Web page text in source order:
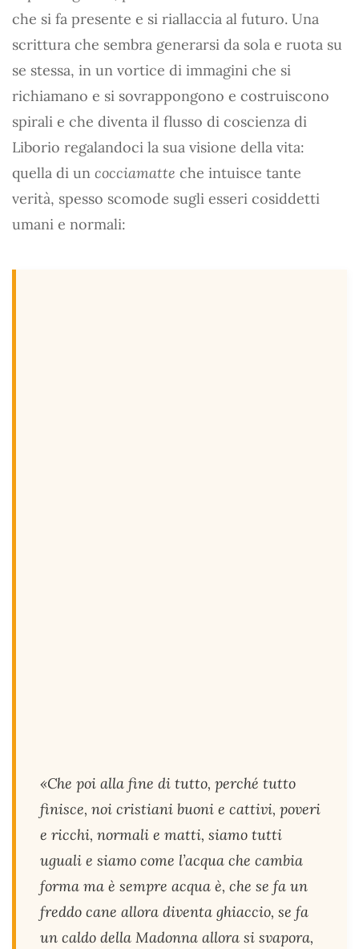
che si fa presente e si riallaccia al futuro. Una
scrittura che sembra generarsi da sola e ruota su
se stessa, in un vortice di immagini che si
richiamano e si sovrappongono e costruiscono
spirali e che diventa il flusso di coscienza di
Liborio regalandoci la sua visione della vita:
quella di un cocciamatte che intuisce tante
verità, spesso scomode sugli esseri cosiddetti
umani e normali:
«Che poi alla fine di tutto, perché tutto
finisce, noi cristiani buoni e cattivi, poveri
e ricchi, normali e matti, siamo tutti
uguali e siamo come l’acqua che cambia
forma ma è sempre acqua è, che se fa un
freddo cane allora diventa ghiaccio, se fa
un caldo della Madonna allora si svapora,